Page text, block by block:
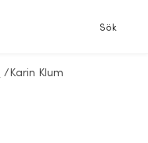
Sök
/ Karin Klum